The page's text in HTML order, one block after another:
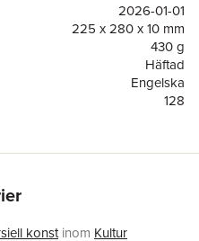
2026-01-01
225 x 280 x 10 mm
430 g
Häftad
Engelska
128
9781398856479
konst inom Kultur